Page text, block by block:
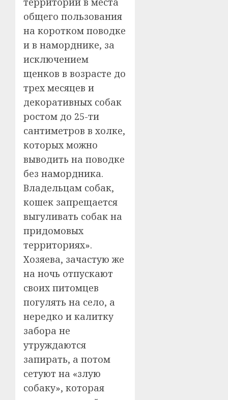
общего пользования
на коротком поводке
и в наморднике, за
исключением
щенков в возрасте до
трех месяцев и
декоративных собак
ростом до 25-ти
сантиметров в холке,
которых можно
выводить на поводке
без намордника.
Владельцам собак,
кошек запрещается
выгуливать собак на
придомовых
территориях».
Хозяева, зачастую же
на ночь отпускают
своих питомцев
погулять на село, а
нередко и калитку
забора не
утруждаются
запирать, а потом
сетуют на «злую
собаку», которая